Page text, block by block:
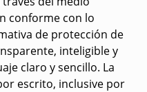
conforme con lo
de protección de
inteligible y
claro y sencillo. La
escrito, inclusive por